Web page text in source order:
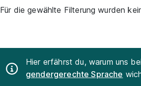
Für die gewählte Filterung wurden
Hier erfährst du, warum uns
gendergerechte Sprache